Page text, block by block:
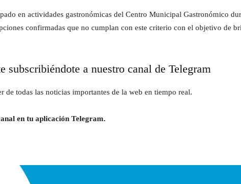
en actividades gastronómicas del Centro Municipal Gastronómico
confirmadas que no cumplan con este criterio con el objetivo de
subscribiéndote a nuestro canal de Telegram
de todas las noticias importantes de la web en tiempo real.
en tu aplicación Telegram.